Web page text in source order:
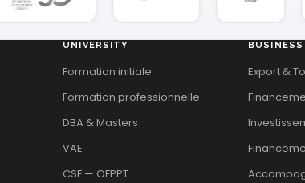
UNIVERSITY
Formation initiale
Formation professionnelle
DBA & Masters
VAE
CSF — OFPPT
Export &